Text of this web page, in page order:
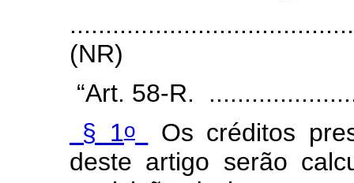
(NR)
“Art. 58-R.
§ 1o
Os créditos
deste artigo serão